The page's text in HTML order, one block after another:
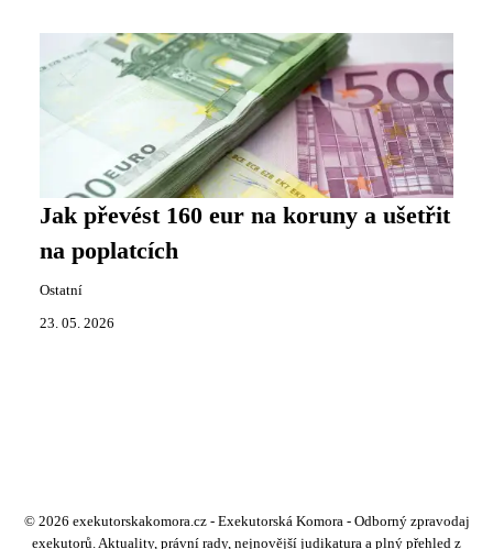
Jak převést 160 eur na koruny a ušetřit
na poplatcích
Ostatní
23. 05. 2026
© 2026 exekutorskakomora.cz - Exekutorská Komora - Odborný zpravodaj
exekutorů. Aktuality, právní rady, nejnovější judikatura a plný přehled z